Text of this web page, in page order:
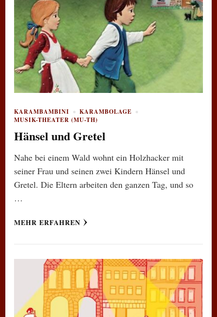
KARAMBAMBINI
KARAMBOLAGE
MUSIK-THEATER (MU-TH)
Hänsel und Gretel
Nahe bei einem Wald wohnt ein Holzhacker mit
seiner Frau und seinen zwei Kindern Hänsel und
Gretel. Die Eltern arbeiten den ganzen Tag, und so
…
MEHR ERFAHREN